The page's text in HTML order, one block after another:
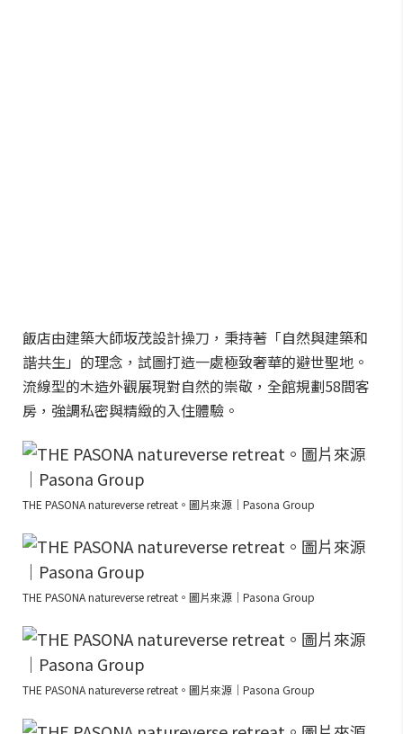
飯店由建築大師坂茂設計操刀，秉持著「自然與建築和
諧共生」的理念，試圖打造一處極致奢華的避世聖地。
流線型的木造外觀展現對自然的崇敬，全館規劃58間客
房，強調私密與精緻的入住體驗。
THE PASONA natureverse retreat。圖片來源｜Pasona Group
THE PASONA natureverse retreat。圖片來源｜Pasona Group
THE PASONA natureverse retreat。圖片來源｜Pasona Group